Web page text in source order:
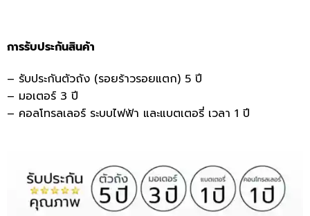
การรับประกันสินค้า
– รับประกันตัวถัง (รอยร้าวรอยแตก) 5 ปี
– มอเตอร์ 3 ปี
– คอลโทรลเลอร์ ระบบไฟฟ้า และแบตเตอรี่ เวลา 1 ปี